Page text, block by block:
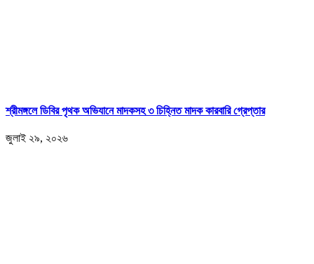
শ্রীমঙ্গলে ডিবির পৃথক অভিযানে মাদকসহ ৩ চিহ্নিত মাদক কারবারি গ্রেপ্তার
জুলাই ২৯, ২০২৬